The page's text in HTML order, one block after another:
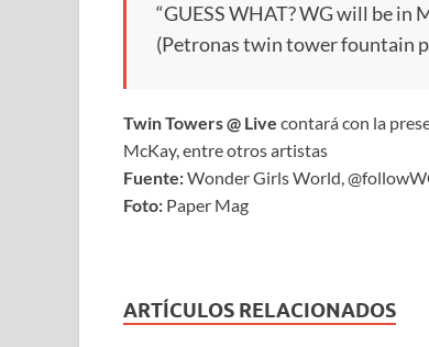
“GUESS WHAT? WG will be in
(Petronas twin tower fountain
Twin Towers @ Live contará con la
McKay, entre otros artistas
Fuente:Wonder Girls World,
Foto: Paper Mag
ARTÍCULOS RELACIONADOS